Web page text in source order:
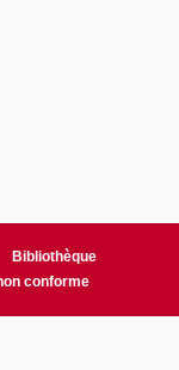
Bibliothèque
conforme